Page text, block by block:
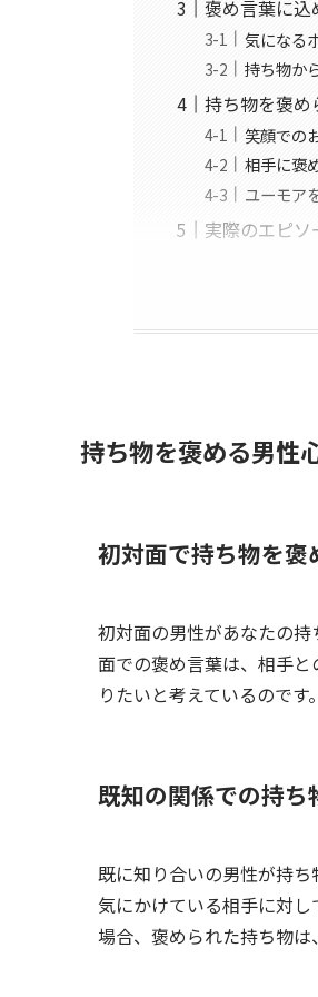
褒め言葉に込
気になる
持ち物か
持ち物を褒
笑顔での
相手に褒
ユーモア
実際のエピ
持ち物を褒める男性
初対面で持ち物を褒
初対面の男性があなたの
面での褒め言葉は、相手
りたいと考えているのです。
既知の関係での持ち
既に知り合いの男性が持
気にかけている相手に対
場合、褒められた持ち物は